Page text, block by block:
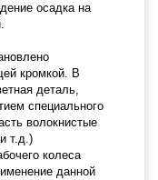
осадка на
кромкой. В
деталь,
специального
волокнистые
т.д.)
колеса
данной